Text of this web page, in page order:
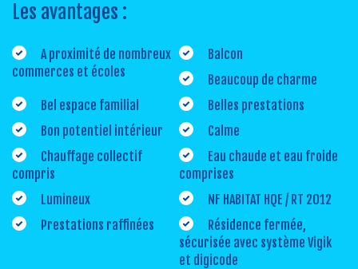
Les avantages :
A proximité de nombreux
commerces et écoles
Balcon
Beaucoup de charme
Bel espace familial
Belles prestations
Bon potentiel intérieur
Calme
Chauffage collectif
compris
Eau chaude et eau froide
comprises
Lumineux
NF HABITAT HQE / RT 2012
Prestations raffinées
Résidence fermée,
sécurisée avec système Vigik
et digicode